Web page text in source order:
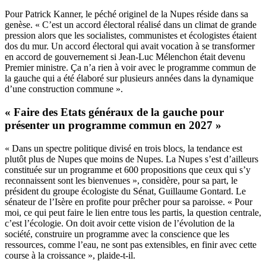
Pour Patrick Kanner, le péché originel de la Nupes réside dans sa
genèse. « C’est un accord électoral réalisé dans un climat de grande
pression alors que les socialistes, communistes et écologistes étaient
dos du mur. Un accord électoral qui avait vocation à se transformer
en accord de gouvernement si Jean-Luc Mélenchon était devenu
Premier ministre. Ça n’a rien à voir avec le programme commun de
la gauche qui a été élaboré sur plusieurs années dans la dynamique
d’une construction commune ».
« Faire des Etats généraux de la gauche pour
présenter un programme commun en 2027 »
« Dans un spectre politique divisé en trois blocs, la tendance est
plutôt plus de Nupes que moins de Nupes. La Nupes s’est d’ailleurs
constituée sur un programme et 600 propositions que ceux qui s’y
reconnaissent sont les bienvenues », considère, pour sa part, le
président du groupe écologiste du Sénat, Guillaume Gontard. Le
sénateur de l’Isère en profite pour prêcher pour sa paroisse. « Pour
moi, ce qui peut faire le lien entre tous les partis, la question centrale,
c’est l’écologie. On doit avoir cette vision de l’évolution de la
société, construire un programme avec la conscience que les
ressources, comme l’eau, ne sont pas extensibles, en finir avec cette
course à la croissance », plaide-t-il.